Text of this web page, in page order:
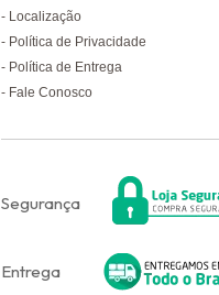
Localização
Política de Privacidade
Política de Entrega
Fale Conosco
Segurança
Entrega